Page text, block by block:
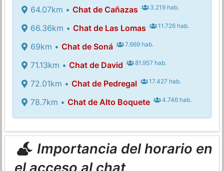
64.07km • Chat de Cañazas 3.219 hab.
66.36km • Chat de Las Lomas 11.726 hab.
69km • Chat de Soná 7.669 hab.
71.13km • Chat de David 81.957 hab.
72.01km • Chat de Pedregal 17.427 hab.
78.7km • Chat de Alto Boquete 4.746 hab.
Importancia del horario en
el acceso al chat